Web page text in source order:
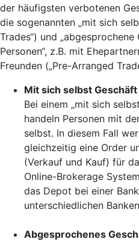
der häufigsten verbotenen
die sogenannten „mit sich
Trades“) und
Personen“, z.B. mit
Freunden („Pre-Arranged
Mit sich selbst
Bei einem „mit sich
handeln Personen mit
selbst. In diesem Fall
gleichzeitig eine Order
(Verkauf und Kauf) für
Online-Brokerage
das Depot bei einer
unterschiedlichen
Abgesprochenes